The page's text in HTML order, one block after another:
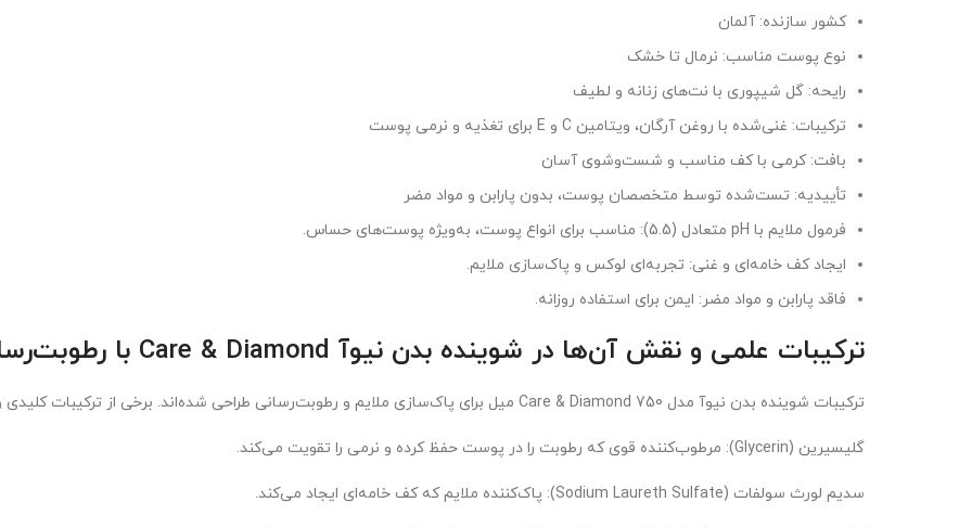
کشور سازنده: آلمان
نوع پوست مناسب: نرمال تا خشک
رایحه: گل شیپوری با نت‌های زنانه و لطیف
ترکیبات: غنی‌شده با روغن آرگان، ویتامین C و E برای تغذیه و نرمی پوست
بافت: کرمی با کف مناسب و شست‌وشوی آسان
تأییدیه: تست‌شده توسط متخصصان پوست، بدون پارابن و مواد مضر
فرمول ملایم با pH متعادل (5.5): مناسب برای انواع پوست، به‌ویژه پوست‌های حساس.
ایجاد کف خامه‌ای و غنی: تجربه‌ای لوکس و پاک‌سازی ملایم.
فاقد پارابن و مواد مضر: ایمن برای استفاده روزانه.
ترکیبات علمی و نقش آن‌ها در شوینده بدن نیوآ Care & Diamond با رطوبت‌رسانی 24 ساعته
ترکیبات شوینده بدن نیوآ مدل Care & Diamond 750 میل برای پاک‌سازی ملایم و رطوبت‌رسانی طراحی شده‌اند. برخی از ترکیبات کلیدی و فواید علمی آن‌ها عبارتند از:
گلیسیرین (Glycerin): مرطوب‌کننده قوی که رطوبت را در پوست حفظ کرده و نرمی را تقویت می‌کند.
سدیم لورث سولفات (Sodium Laureth Sulfate): پاک‌کننده ملایم که کف خامه‌ای ایجاد می‌کند.